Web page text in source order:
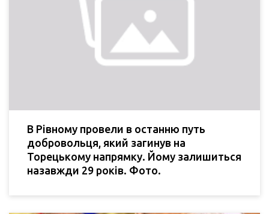
В Рівному провели в останню путь
добровольця, який загинув на
Торецькому напрямку. Йому залишиться
назавжди 29 років. Фото.